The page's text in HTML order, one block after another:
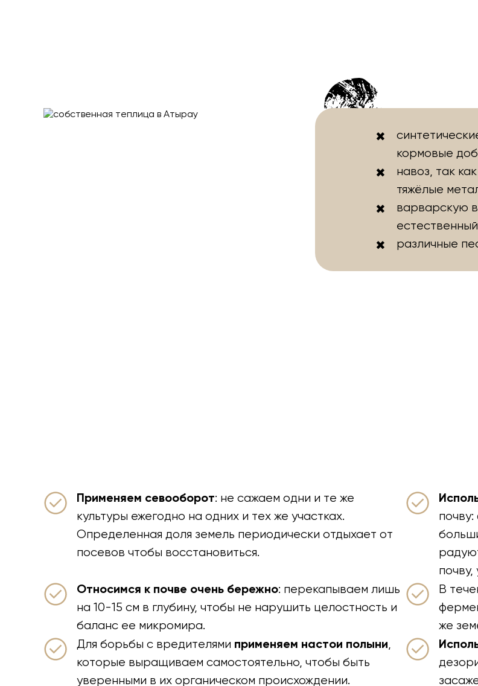
кормовые
навоз, так
тяжёлые
варварскую
различные
Применяем севооборот: не сажаем одни и те же
культуры ежегодно на одних и тех же участках.
Определенная доля земель периодически отдыхает от
посевов чтобы восстановиться.
Относимся к почве очень бережно: перекапываем лишь
на 10-15 см в глубину, чтобы не нарушить целостность и
баланс ее микромира.
В
же
Для борьбы с вредителями применяем настои полыни,
которые выращиваем самостоятельно, чтобы быть
уверенными в их органическом происхождении.